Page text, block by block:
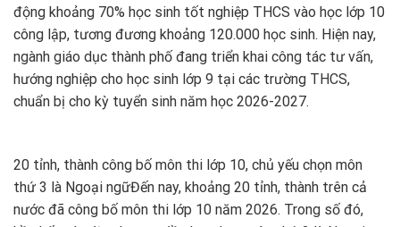
động khoảng 70% học sinh tốt nghiệp THCS vào học lớp 10
công lập, tương đương khoảng 120.000 học sinh. Hiện nay,
ngành giáo dục thành phố đang triển khai công tác tư vấn,
hướng nghiệp cho học sinh lớp 9 tại các trường THCS,
chuẩn bị cho kỳ tuyển sinh năm học 2026-2027.
20 tỉnh, thành công bố môn thi lớp 10, chủ yếu chọn môn
thứ 3 là Ngoại ngữĐến nay, khoảng 20 tỉnh, thành trên cả
nước đã công bố môn thi lớp 10 năm 2026. Trong số đó,